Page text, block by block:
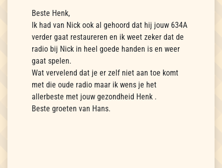
Beste Henk,
Ik had van Nick ook al gehoord dat hij jouw 634A
verder gaat restaureren en ik weet zeker dat de
radio bij Nick in heel goede handen is en weer
gaat spelen.
Wat vervelend dat je er zelf niet aan toe komt
met die oude radio maar ik wens je het
allerbeste met jouw gezondheid Henk .
Beste groeten van Hans.